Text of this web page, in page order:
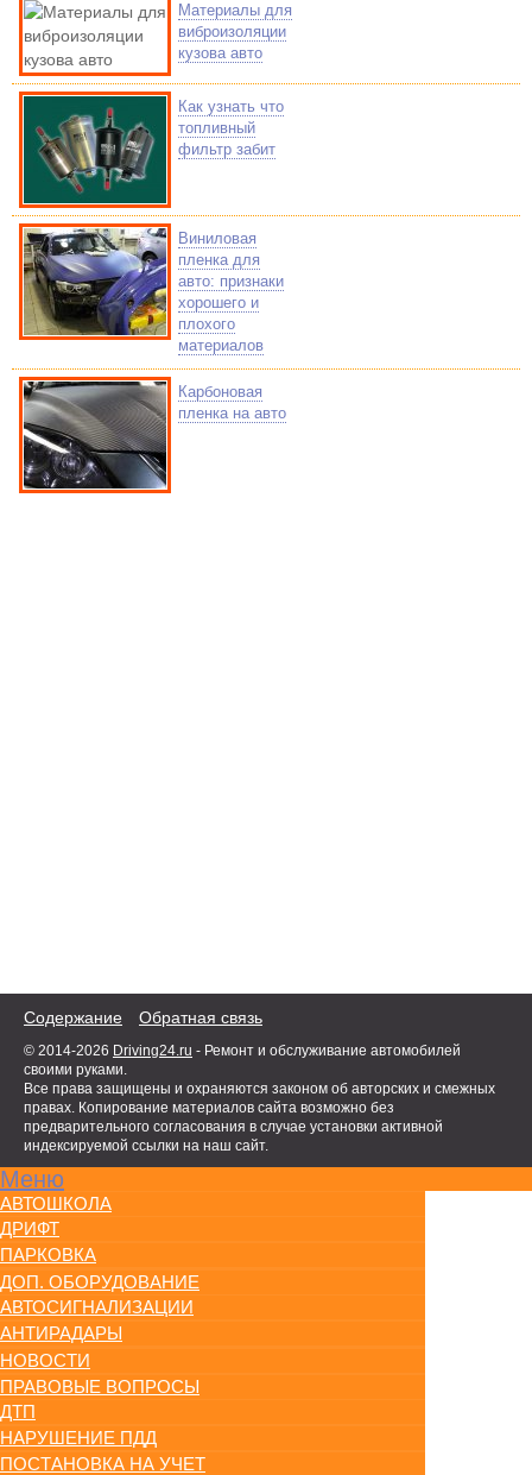
Материалы для
виброизоляции
кузова авто
Как узнать что
топливный
фильтр забит
Виниловая
пленка для
авто: признаки
хорошего и
плохого
материалов
Карбоновая
пленка на авто
Содержание Обратная связь
© 2014-2026 Driving24.ru - Ремонт и обслуживание автомобилей
своими руками.
Все права защищены и охраняются законом об авторских и смежных
правах. Копирование материалов сайта возможно без
предварительного согласования в случае установки активной
индексируемой ссылки на наш сайт.
Меню
АВТОШКОЛА
ДРИФТ
ПАРКОВКА
ДОП. ОБОРУДОВАНИЕ
АВТОСИГНАЛИЗАЦИИ
АНТИРАДАРЫ
НОВОСТИ
ПРАВОВЫЕ ВОПРОСЫ
ДТП
НАРУШЕНИЕ ПДД
ПОСТАНОВКА НА УЧЕТ